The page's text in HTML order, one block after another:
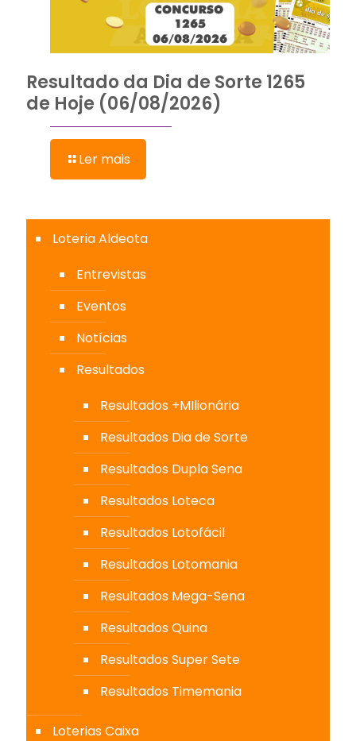
Resultado da Dia de Sorte 1265
de Hoje (06/08/2026)
Ler mais
Loteria Aldeota
Entrevistas
Eventos
Notícias
Resultados
Resultados +MIlionária
Resultados Dia de Sorte
Resultados Dupla Sena
Resultados Loteca
Resultados Lotofácil
Resultados Lotomania
Resultados Mega-Sena
Resultados Quina
Resultados Super Sete
Resultados Timemania
Loterias Caixa